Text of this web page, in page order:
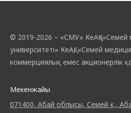
© 2019-2026 – «СМУ» КеАҚ («Семей
университеті» КеАҚ, «Семей
коммерциялық емес акционерлік
Мекенжайы
071400, Абай облысы, Семей қ.,